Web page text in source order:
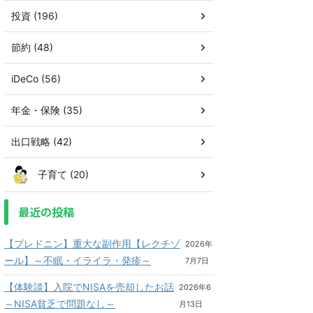
投資 (196)
節約 (48)
iDeCo (56)
年金・保険 (35)
出口戦略 (42)
子育て (20)
最近の投稿
【プレドニン】重大な副作用【レクチゾ
ール】～不眠・イライラ・発疹～
2026年
7月7日
【体験談】入院でNISAを売却したお話
～NISA貧乏で問題なし～
2026年6
月13日